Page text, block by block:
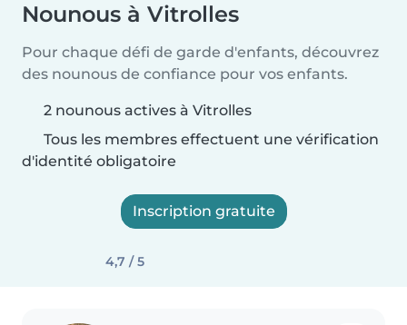
Nounous à Vitrolles
Pour chaque défi de garde d'enfants, découvrez
des nounous de confiance pour vos enfants.
2 nounous actives à Vitrolles
Tous les membres effectuent une vérification
d'identité obligatoire
Inscription gratuite
4,7 / 5